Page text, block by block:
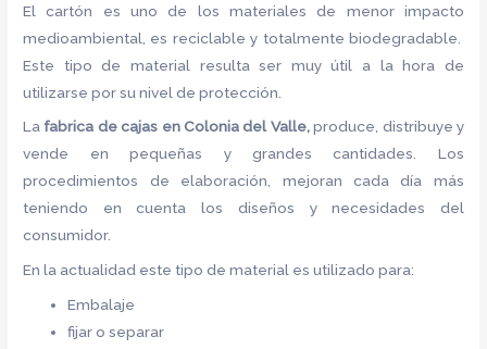
El cartón es uno de los materiales de menor impacto
medioambiental, es reciclable y totalmente biodegradable.
Este tipo de material resulta ser muy útil a la hora de
utilizarse por su nivel de protección.
Lafabrica de cajas en Colonia del Valle,produce, distribuye y
vende en pequeñas y grandes cantidades. Los
procedimientos de elaboración, mejoran cada día más
teniendo en cuenta los diseños y necesidades del
consumidor.
En la actualidad este tipo de material es utilizado para:
Embalaje
fijar o separar